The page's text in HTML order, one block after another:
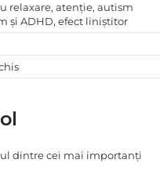
relaxare, atenție, autism
și ADHD, efect liniștitor
dintre cei mai importanți